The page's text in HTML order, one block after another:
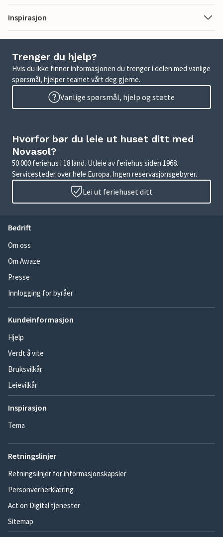
Inspirasjon
Trenger du hjelp?
Hvis du ikke finner informasjonen du trenger i delen med vanlige
spørsmål, hjelper teamet vårt deg gjerne.
Vanlige spørsmål, hjelp og støtte
Hvorfor bør du leie ut huset ditt med
Novasol?
50 000 feriehus i 18 land. Utleie av feriehus siden 1968.
Servicesteder over hele Europa. Ingen reservasjonsgebyrer.
Lei ut feriehuset ditt
Bedrift
Om oss
Om Awaze
Presse
Innlogging for byråer
Kundeinformasjon
Hjelp
Verdt å vite
Bruksvilkår
Leievilkår
Inspirasjon
Tema
Retningslinjer
Retningslinjer for informasjonskapsler
Personvernerklæring
Act on Digital tjenester
Sitemap